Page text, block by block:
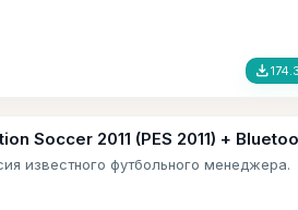
file_download
Soccer 2011 (PES 2011) +
известного футбольного менеджера.